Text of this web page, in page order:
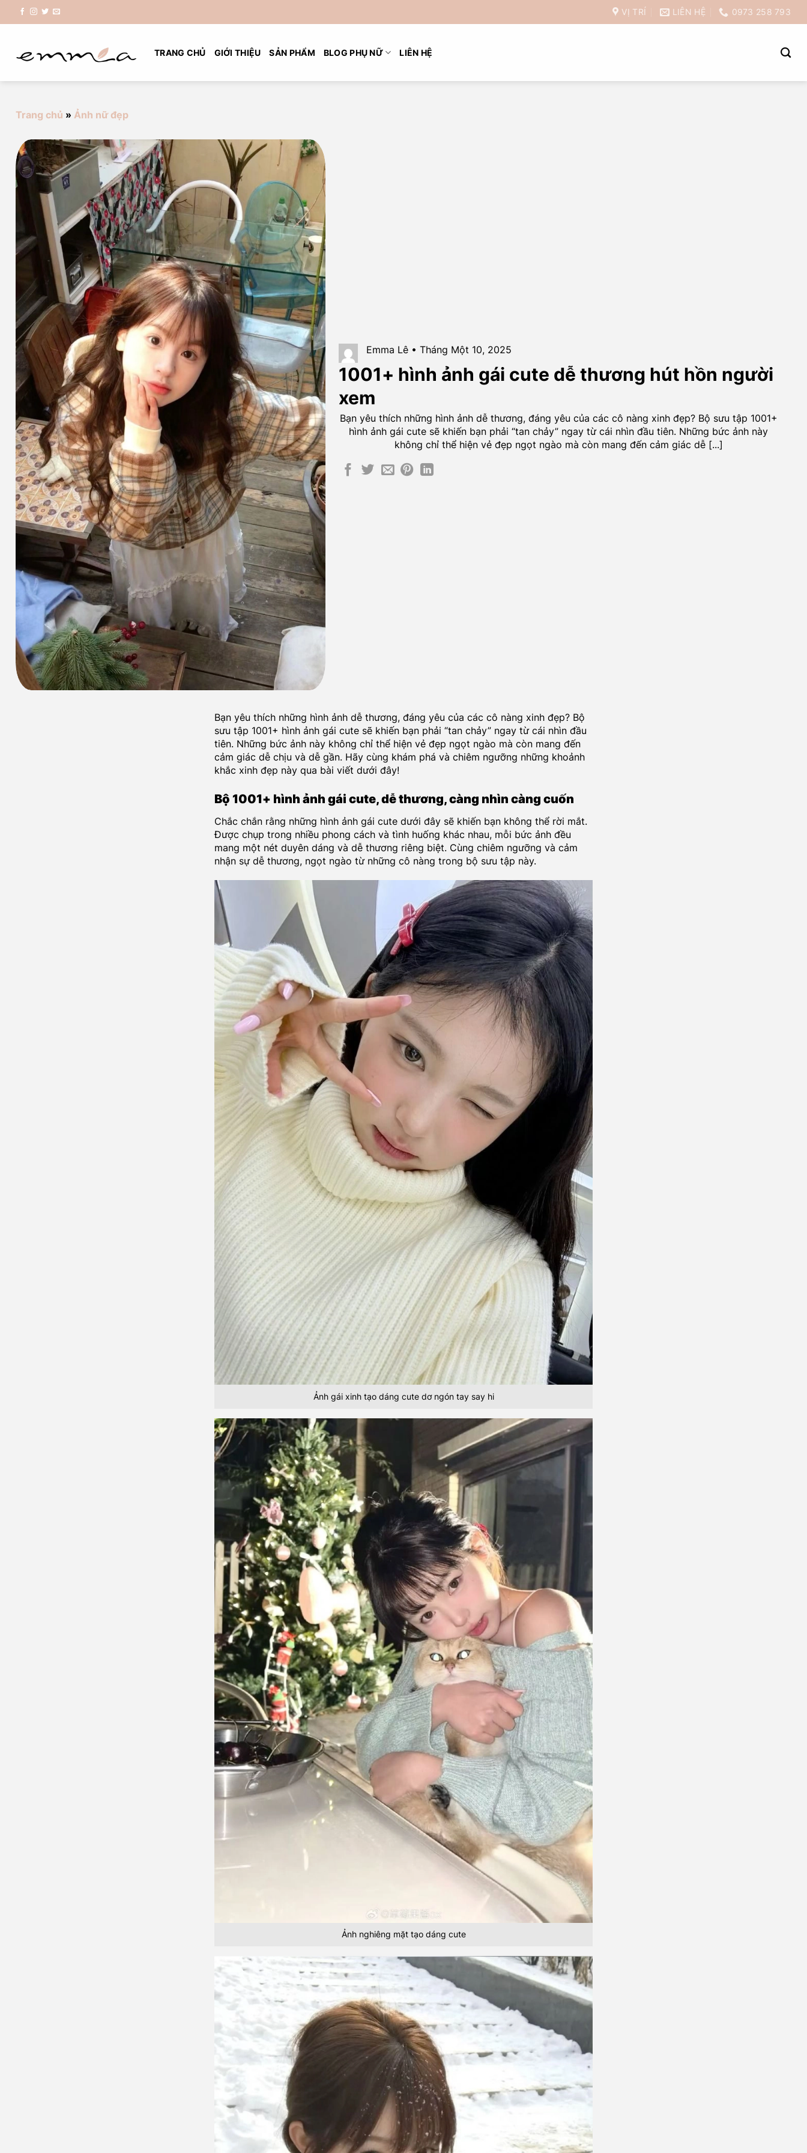
Chuyển
đến
dung
VỊ TRÍ LIÊN HỆ 0973 258 793
TRANG CHỦ GIỚI THIỆU SẢN PHẨM BLOG PHỤ NỮ LIÊN HỆ
Trang chủ » Ảnh nữ đẹp
Emma Lê • Tháng Một 10, 2025
1001+ hình ảnh gái cute dễ thương hút hồn người
xem
Bạn yêu thích những hình ảnh dễ thương, đáng yêu của các cô nàng xinh đẹp? Bộ sưu tập 1001+
hình ảnh gái cute sẽ khiến bạn phải “tan chảy” ngay từ cái nhìn đầu tiên. Những bức ảnh này
không chỉ thể hiện vẻ đẹp ngọt ngào mà còn mang đến cảm giác dễ [...]
Bạn yêu thích những hình ảnh dễ thương, đáng yêu của các cô nàng xinh đẹp? Bộ
sưu tập 1001+ hình ảnh gái cute sẽ khiến bạn phải “tan chảy” ngay từ cái nhìn đầu
tiên. Những bức ảnh này không chỉ thể hiện vẻ đẹp ngọt ngào mà còn mang đến
cảm giác dễ chịu và dễ gần. Hãy cùng khám phá và chiêm ngưỡng những khoảnh
khắc xinh đẹp này qua bài viết dưới đây!
Bộ 1001+ hình ảnh gái cute, dễ thương, càng nhìn càng cuốn
Chắc chắn rằng những hình ảnh gái cute dưới đây sẽ khiến bạn không thể rời mắt.
Được chụp trong nhiều phong cách và tình huống khác nhau, mỗi bức ảnh đều
mang một nét duyên dáng và dễ thương riêng biệt. Cùng chiêm ngưỡng và cảm
nhận sự dễ thương, ngọt ngào từ những cô nàng trong bộ sưu tập này.
Ảnh gái xinh tạo dáng cute dơ ngón tay say hi
Ảnh nghiêng mặt tạo dáng cute